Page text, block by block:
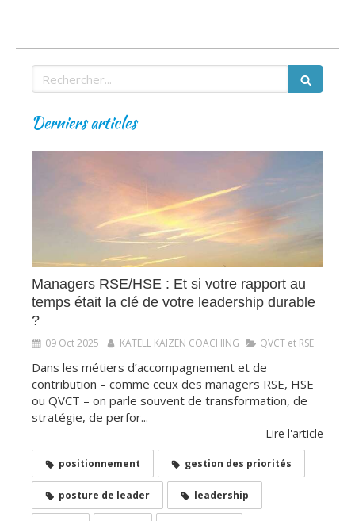
Rechercher
Derniers articles
Managers RSE/HSE : Et si votre rapport au
temps était la clé de votre leadership durable
?
09 Oct 2025 KATELL KAIZEN COACHING QVCT et RSE
Dans les métiers d’accompagnement et de
contribution – comme ceux des managers RSE, HSE
ou QVCT – on parle souvent de transformation, de
stratégie, de perfor...
Lire l'article
positionnement gestion des priorités
posture de leader leadership